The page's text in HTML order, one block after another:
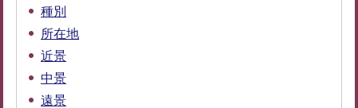
種別
所在地
近景
中景
遠景